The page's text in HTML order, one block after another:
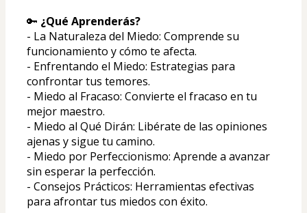
🔑 ¿Qué Aprenderás?
- La Naturaleza del Miedo: Comprende su
funcionamiento y cómo te afecta.
- Enfrentando el Miedo: Estrategias para
confrontar tus temores.
- Miedo al Fracaso: Convierte el fracaso en tu
mejor maestro.
- Miedo al Qué Dirán: Libérate de las opiniones
ajenas y sigue tu camino.
- Miedo por Perfeccionismo: Aprende a avanzar
sin esperar la perfección.
- Consejos Prácticos: Herramientas efectivas
para afrontar tus miedos con éxito.